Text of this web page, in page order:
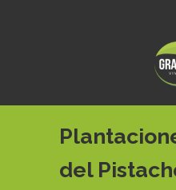
del